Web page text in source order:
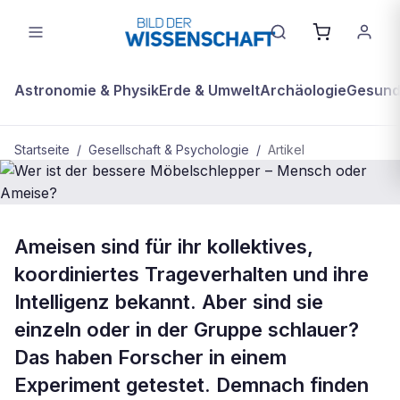
Astronomie & PhysikErde & UmweltArchäologie
Startseite / Gesellschaft & Psychologie / Artikel
BDW Plus GESELLSCHAFT & PSYCHOLOGIE
Wer ist der bessere Möbelschlepper
– Mensch oder Ameise?
Ameisen sind für ihr kollektives,
koordiniertes Trageverhalten und ihre
Intelligenz bekannt. Aber sind sie
einzeln oder in der Gruppe schlauer?
Das haben Forscher in einem
Experiment getestet. Demnach finden